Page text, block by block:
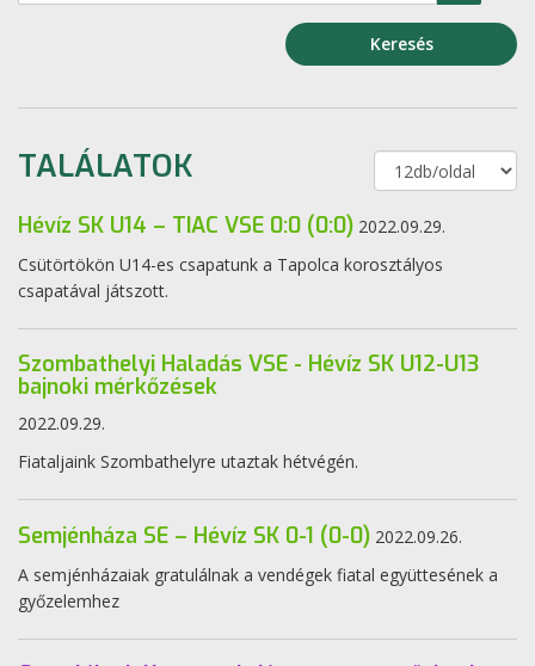
Keresés
TALÁLATOK
Hévíz SK U14 – TIAC VSE 0:0 (0:0) 2022.09.29.
Csütörtökön U14-es csapatunk a Tapolca korosztályos
csapatával játszott.
Szombathelyi Haladás VSE - Hévíz SK U12-U13
bajnoki mérkőzések
2022.09.29.
Fiataljaink Szombathelyre utaztak hétvégén.
Semjénháza SE – Hévíz SK 0-1 (0-0) 2022.09.26.
A semjénházaiak gratulálnak a vendégek fiatal együttesének a
győzelemhez